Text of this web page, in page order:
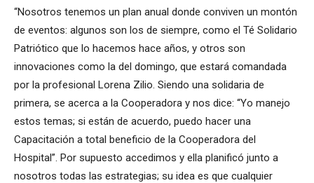
“Nosotros tenemos un plan anual donde conviven un montón
de eventos: algunos son los de siempre, como el Té Solidario
Patriótico que lo hacemos hace años, y otros son
innovaciones como la del domingo, que estará comandada
por la profesional Lorena Zilio. Siendo una solidaria de
primera, se acerca a la Cooperadora y nos dice: “Yo manejo
estos temas; si están de acuerdo, puedo hacer una
Capacitación a total beneficio de la Cooperadora del
Hospital”. Por supuesto accedimos y ella planificó junto a
nosotros todas las estrategias; su idea es que cualquier